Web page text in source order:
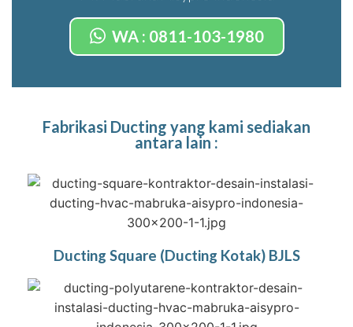
WA : 0811-103-1980
Fabrikasi Ducting yang kami sediakan
antara lain :
Ducting Square (Ducting Kotak) BJLS